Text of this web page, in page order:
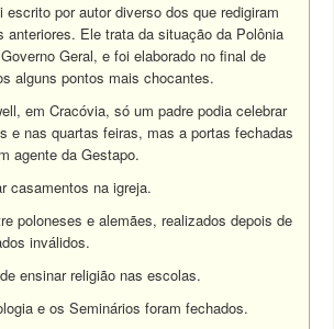
escrito por autor diverso dos que redigiram
anteriores. Ele trata da situação da Polônia
Geral, e foi elaborado no final de
alguns pontos mais chocantes.
em Cracóvia, só um padre podia celebrar
e nas quartas feiras, mas a portas fechadas
agente da Gestapo.
casamentos na igreja.
poloneses e alemães, realizados depois de
inválidos.
ensinar religião nas escolas.
e os Seminários foram fechados.